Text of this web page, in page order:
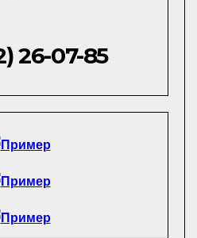
26-07-85